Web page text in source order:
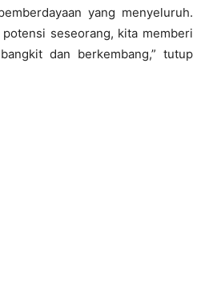
yang menyeluruh.
seseorang, kita memberi
dan berkembang,” tutup